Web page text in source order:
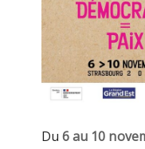
Du 6 au 10